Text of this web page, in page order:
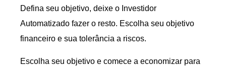
Defina seu objetivo, deixe o Investidor
Automatizado fazer o resto. Escolha seu objetivo
financeiro e sua tolerância a riscos.
Escolha seu objetivo e comece a economizar para